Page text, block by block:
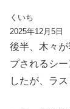
くいち
2025年12月5日
後半、木々
プされるシ
したが、ラ